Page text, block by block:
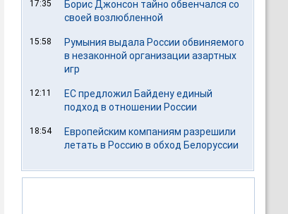
17:35
Борис Джонсон тайно обвенчался со
своей возлюбленной
15:58
Румыния выдала России обвиняемого
в незаконной организации азартных
игр
12:11
ЕС предложил Байдену единый
подход в отношении России
18:54
Европейским компаниям разрешили
летать в Россию в обход Белоруссии